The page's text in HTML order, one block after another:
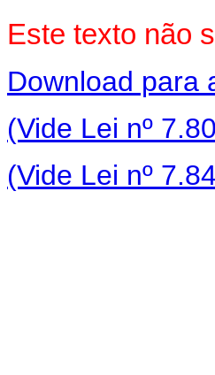
Este texto não
Download para
(Vide Lei nº
(Vide Lei nº